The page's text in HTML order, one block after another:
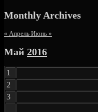
Monthly Archives
« Апрель Июнь »
Май 2016
1
2
3